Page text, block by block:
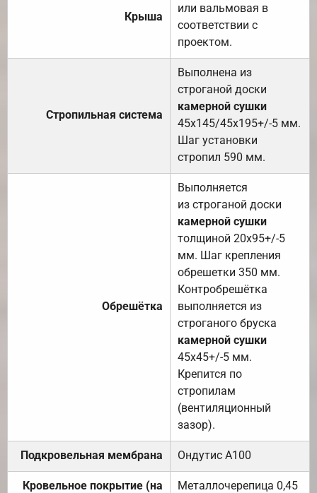
Крыша
или вальмовая в
соответствии с
проектом.
Стропильная система
Выполнена из
строганой доски
камерной сушки
45х145/45х195+/-5 мм.
Шаг установки
стропил 590 мм.
Обрешётка
Выполняется
из строганой доски
камерной сушки
толщиной 20х95+/-5
мм. Шаг крепления
обрешетки 350 мм.
Контробрешётка
выполняется из
строганого бруска
камерной сушки
45х45+/-5 мм.
Крепится по
стропилам
(вентиляционный
зазор).
Подкровельная мембрана Ондутис А100
Кровельное покрытие (на
Металлочерепица 0,45